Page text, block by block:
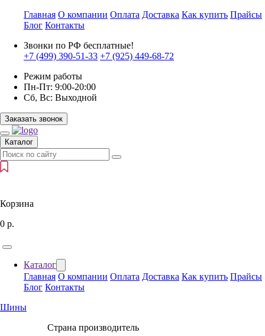
Главная О компании Оплата Доставка Как купить Прайсы
Блог Контакты
Звонки по РФ бесплатные!
+7 (499) 390-51-33 +7 (925) 449-68-72
Режим работы
Пн-Пт: 9:00-20:00
Сб, Вс: Выходной
Заказать звонок
Каталог
Корзина
0 р.
Каталог
Главная О компании Оплата Доставка Как купить Прайсы
Блог Контакты
Шины
Страна производитель